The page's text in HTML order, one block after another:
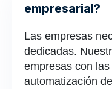
empresarial?
Las empresas
dedicadas.
empresas con
automatización